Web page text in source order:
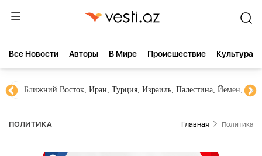
Все Новости Aвторы В Мире Происшествие Культура
Ближний Восток, Иран, Турция, Израиль, Палестина, Йемен,
ПОЛИТИКА Главная Политика